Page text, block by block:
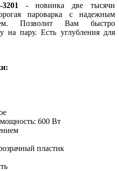
- новинка две тысячи
пароварка с надежным
Позволит Вам быстро
на пару. Есть углубления для
600 Вт
пластик